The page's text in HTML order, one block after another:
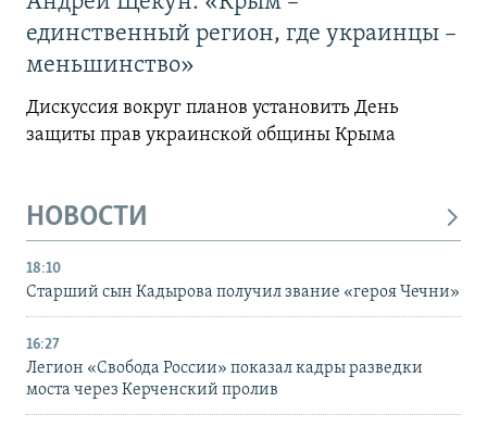
единственный регион, где украинцы –
меньшинство»
Дискуссия вокруг планов установить День
защиты прав украинской общины Крыма
НОВОСТИ
18:10
Старший сын Кадырова получил звание «героя Чечни»
16:27
Легион «Свобода России» показал кадры разведки
моста через Керченский пролив